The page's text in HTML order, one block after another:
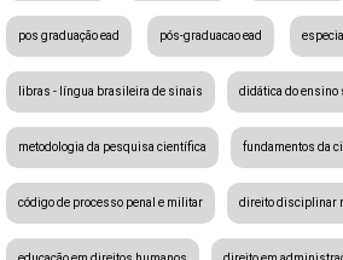
pos graduação ead pós-graduacao ead
libras - língua brasileira de sinais didática do ensino
metodologia da pesquisa científica fundamentos da
código de processo penal e militar direito disciplinar